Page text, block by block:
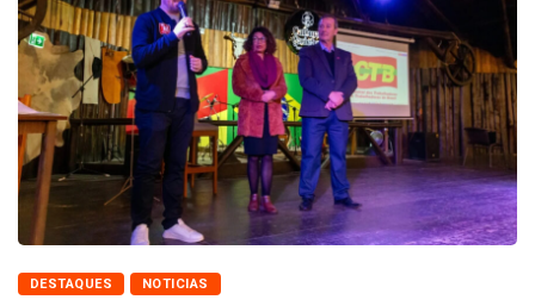
DESTAQUES NOTICIAS